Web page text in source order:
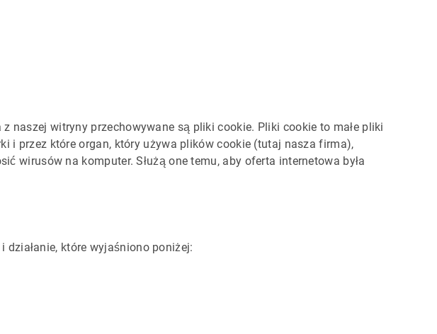
naszej witryny przechowywane są pliki cookie. Pliki cookie to małe pliki
i przez które organ, który używa plików cookie (tutaj nasza firma),
wirusów na komputer. Służą one temu, aby oferta internetowa była
które wyjaśniono poniżej: